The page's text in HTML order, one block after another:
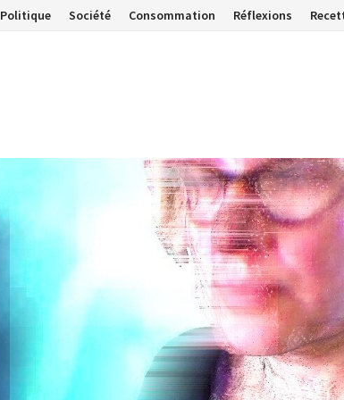
Politique Société Consommation Réflexions